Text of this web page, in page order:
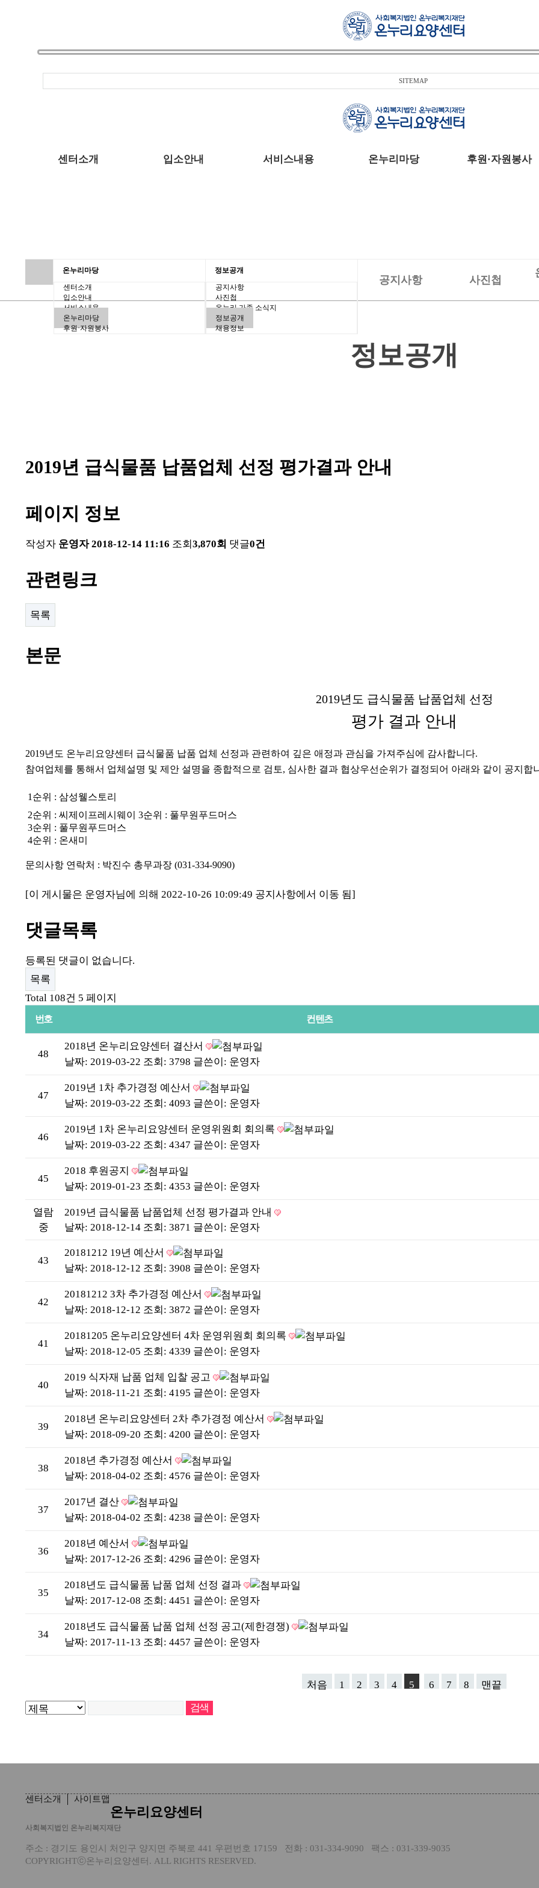
SITEMAP
센터소개 입소안내 서비스내용 온누리마당 후원·자원봉사
온누리마당
센터소개
입소안내
서비스내용
온누리마당
후원·자원봉사
정보공개
공지사항
사진첩
온누리 가족 소식지
정보공개
채용정보
공지사항 사진첩
정보공개
2019년 급식물품 납품업체 선정 평가결과 안내
페이지 정보
작성자 운영자 2018-12-14 11:16 조회3,870회 댓글0건
관련링크
목록
본문
2019년도 급식물품 납품업체 선정
평가 결과 안내
2019년도 온누리요양센터 급식물품 납품 업체 선정과 관련하여 깊은 애정과 관심을 가져주심에 감사합니다.
참여업체를 통해서 업체설명 및 제안 설명을 종합적으로 검토, 심사한 결과 협상우선순위가 결정되어 아래와 같이 공지합
1 순위 : 삼성웰스토리
2순위 : 씨제이프레시웨이 3순위 : 풀무원푸드머스
3순위 : 풀무원푸드머스
4순위 : 온새미
문의사항 연락처 : 박진수 총무과장 (031-334-9090)
[이 게시물은 운영자님에 의해 2022-10-26 10:09:49 공지사항에서 이동 됨]
댓글목록
등록된 댓글이 없습니다.
목록
Total 108건 5 페이지
번호 컨텐츠
48
2018년 온누리요양센터 결산서
날짜: 2019-03-22 조회: 3798 글쓴이: 운영자
47
2019년 1차 추가경정 예산서
날짜: 2019-03-22 조회: 4093 글쓴이: 운영자
46
2019년 1차 온누리요양센터 운영위원회 회의록
날짜: 2019-03-22 조회: 4347 글쓴이: 운영자
45
2018 후원공지
날짜: 2019-01-23 조회: 4353 글쓴이: 운영자
열람
중
2019년 급식물품 납품업체 선정 평가결과 안내
날짜: 2018-12-14 조회: 3871 글쓴이: 운영자
43
20181212 19년 예산서
날짜: 2018-12-12 조회: 3908 글쓴이: 운영자
42
20181212 3차 추가경정 예산서
날짜: 2018-12-12 조회: 3872 글쓴이: 운영자
41
20181205 온누리요양센터 4차 운영위원회 회의록
날짜: 2018-12-05 조회: 4339 글쓴이: 운영자
40
2019 식자재 납품 업체 입찰 공고
날짜: 2018-11-21 조회: 4195 글쓴이: 운영자
39
2018년 온누리요양센터 2차 추가경정 예산서
날짜: 2018-09-20 조회: 4200 글쓴이: 운영자
38
2018년 추가경정 예산서
날짜: 2018-04-02 조회: 4576 글쓴이: 운영자
37
2017년 결산
날짜: 2018-04-02 조회: 4238 글쓴이: 운영자
36
2018년 예산서
날짜: 2017-12-26 조회: 4296 글쓴이: 운영자
35
2018년도 급식물품 납품 업체 선정 결과
날짜: 2017-12-08 조회: 4451 글쓴이: 운영자
34
2018년도 급식물품 납품 업체 선정 공고(제한경쟁)
날짜: 2017-11-13 조회: 4457 글쓴이: 운영자
처음 1 2 3 4 5 6 7 8 맨끝
센터소개 사이트맵
온누리요양센터
사회복지법인 온누리복지재단
주소 : 경기도 용인시 처인구 양지면 주북로 441 우편번호 17159 전화 : 031-334-9090 팩스 : 031-339-9035
COPYRIGHTⓒ온누리요양센터. ALL RIGHTS RESERVED.